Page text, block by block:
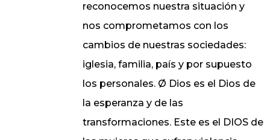
reconocemos nuestra situación y
nos comprometamos con los
cambios de nuestras sociedades:
iglesia, familia, país y por supuesto
los personales. Ø Dios es el Dios de
la esperanza y de las
transformaciones. Este es el DIOS de